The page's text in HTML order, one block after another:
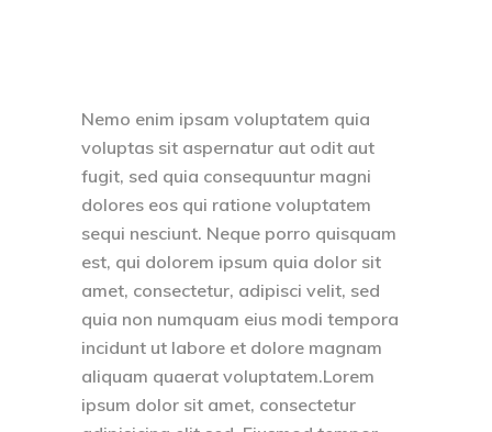
Nemo enim ipsam voluptatem quia
voluptas sit aspernatur aut odit aut
fugit, sed quia consequuntur magni
dolores eos qui ratione voluptatem
sequi nesciunt. Neque porro quisquam
est, qui dolorem ipsum quia dolor sit
amet, consectetur, adipisci velit, sed
quia non numquam eius modi tempora
incidunt ut labore et dolore magnam
aliquam quaerat voluptatem.Lorem
ipsum dolor sit amet, consectetur